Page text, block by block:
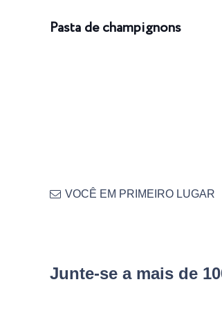
Pasta de champignons
VOCÊ EM PRIMEIRO LUGAR
Junte-se a mais de